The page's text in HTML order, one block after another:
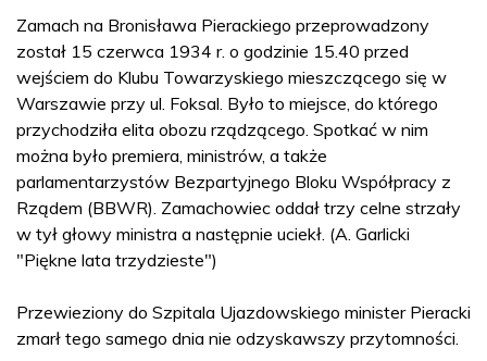
Zamach na Bronisława Pierackiego przeprowadzony
został 15 czerwca 1934 r. o godzinie 15.40 przed
wejściem do Klubu Towarzyskiego mieszczącego się w
Warszawie przy ul. Foksal. Było to miejsce, do którego
przychodziła elita obozu rządzącego. Spotkać w nim
można było premiera, ministrów, a także
parlamentarzystów Bezpartyjnego Bloku Współpracy z
Rządem (BBWR). Zamachowiec oddał trzy celne strzały
w tył głowy ministra a następnie uciekł. (A. Garlicki
"Piękne lata trzydzieste")
Przewieziony do Szpitala Ujazdowskiego minister Pieracki
zmarł tego samego dnia nie odzyskawszy przytomności.